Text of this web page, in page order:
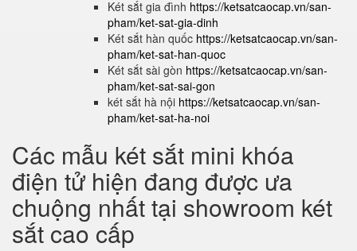
Két sắt gia đình https://ketsatcaocap.vn/san-
pham/ket-sat-gia-dinh
Két sắt hàn quốc https://ketsatcaocap.vn/san-
pham/ket-sat-han-quoc
Két sắt sài gòn https://ketsatcaocap.vn/san-
pham/ket-sat-sai-gon
két sắt hà nội https://ketsatcaocap.vn/san-
pham/ket-sat-ha-noi
Các mẫu két sắt mini khóa
điện tử hiện đang được ưa
chuộng nhất tại showroom két
sắt cao cấp